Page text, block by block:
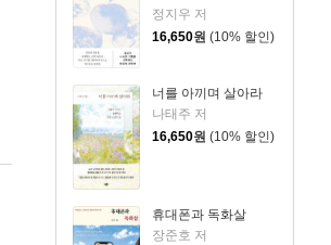
정지우 저
16,650원 (10% 할인)
너를 아끼며 살아라
나태주 저
16,650원 (10% 할인)
휴대폰과 독화살
장준호 저
민음사